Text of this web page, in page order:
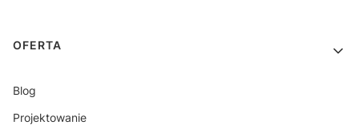
OFERTA
Blog
Projektowanie